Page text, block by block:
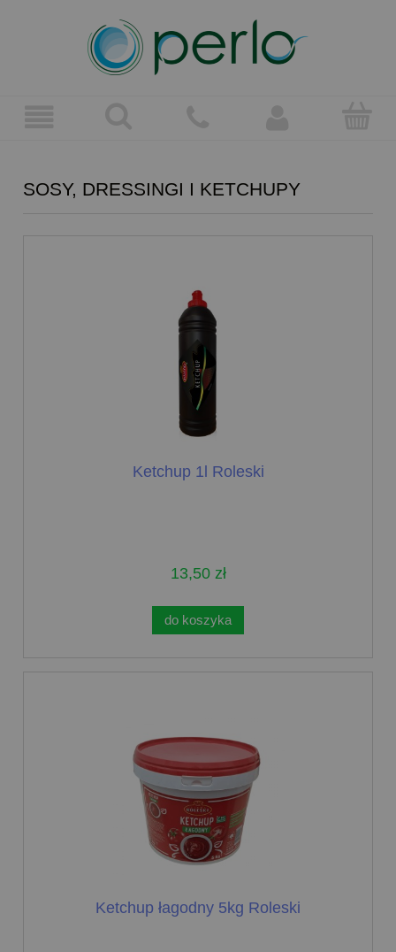
SOSY, DRESSINGI I KETCHUPY
Ketchup 1l Roleski
13,50 zł
do koszyka
Ketchup łagodny 5kg Roleski